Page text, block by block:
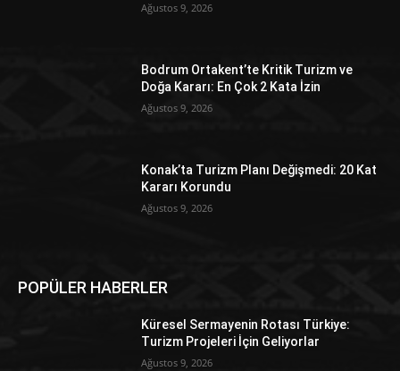
Ağustos 9, 2026
Bodrum Ortakent’te Kritik Turizm ve
Doğa Kararı: En Çok 2 Kata İzin
Ağustos 9, 2026
Konak’ta Turizm Planı Değişmedi: 20 Kat
Kararı Korundu
Ağustos 9, 2026
POPÜLER HABERLER
Küresel Sermayenin Rotası Türkiye:
Turizm Projeleri İçin Geliyorlar
Ağustos 9, 2026